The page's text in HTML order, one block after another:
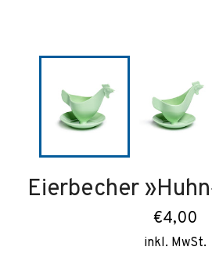
Eierbecher
Normaler
Preis
€4,00
inkl. MwSt.